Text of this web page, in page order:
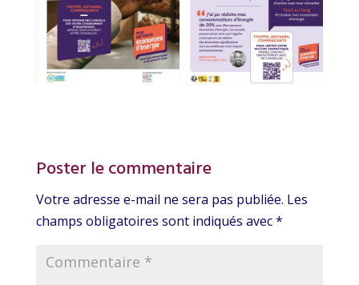
Poster le commentaire
Votre adresse e-mail ne sera pas publiée. Les
champs obligatoires sont indiqués avec*